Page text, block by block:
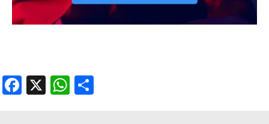
Facebook
X WhatsApp